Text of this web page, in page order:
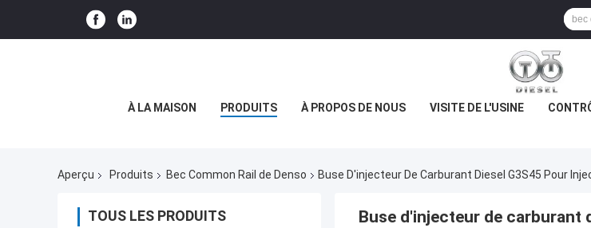
À LA MAISON PRODUITS À PROPOS DE NOUS VISITE DE L'USINE
Aperçu Produits Bec Common Rail de Denso Buse D'injecteur De Carburant Diesel G3S45 Pour
TOUS LES PRODUITS
Buse d'injecteur de carburant